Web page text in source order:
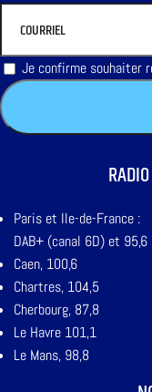
Je confirme souhaiter
Paris et Ile-de-France :
DAB+ (canal 6D) et 95,6
Caen, 100,6
Chartres, 104,5
Cherbourg, 87,8
Le Havre 101,1
Le Mans, 98,8